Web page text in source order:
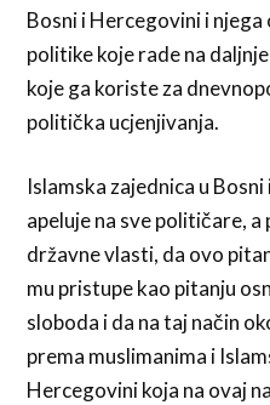
Bosni i Hercegovini i
politike koje rade na
koje ga koriste za
politička ucjenjivanja.
Islamska zajednica u
apeluje na sve političare,
državne vlasti, da ovo
mu pristupe kao pitanju
sloboda i da na taj način
prema muslimanima i
Hercegovini koja na ovaj